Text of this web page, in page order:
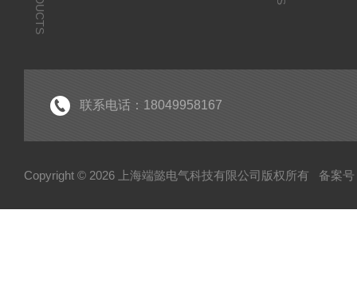
联系电话：18049958167
Copyright © 2026 上海端懿电气科技有限公司版权所有 备案号